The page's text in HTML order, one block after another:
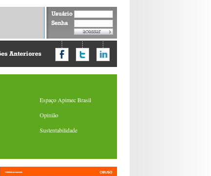
Usuário
Senha
Anteriores
Espaço Apimec Brasil
Opinião
Sustentabilidade